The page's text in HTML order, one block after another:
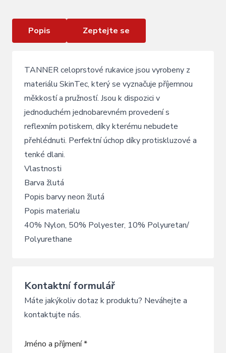
Popis Zeptejte se
TANNER celoprstové rukavice jsou vyrobeny z
materiálu SkinTec, který se vyznačuje příjemnou
měkkostí a pružností. Jsou k dispozici v
jednoduchém jednobarevném provedení s
reflexním potiskem, díky kterému nebudete
přehlédnuti. Perfektní úchop díky protiskluzové a
tenké dlani.
Vlastnosti
Barva žlutá
Popis barvy neon žlutá
Popis materialu
40% Nylon, 50% Polyester, 10% Polyuretan/
Polyurethane
Kontaktní formulář
Máte jakýkoliv dotaz k produktu? Neváhejte a
kontaktujte nás.
Jméno a příjmení *